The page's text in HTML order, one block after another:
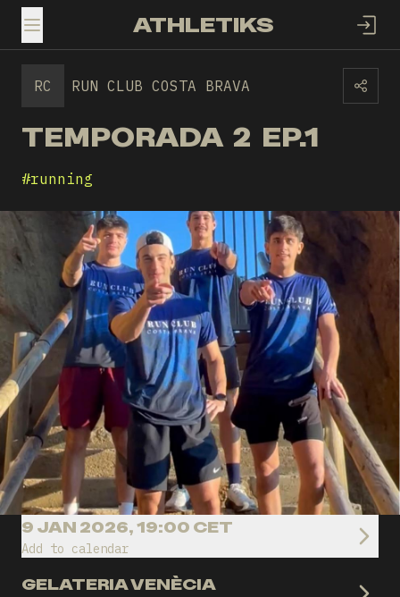
TOGGLE MENUATHLETIKS
RC RUN CLUB COSTA BRAVA
TEMPORADA 2 EP.1
#running
9 JAN 2026, 19:00 CET
Add to calendar
GELATERIA VENÈCIA